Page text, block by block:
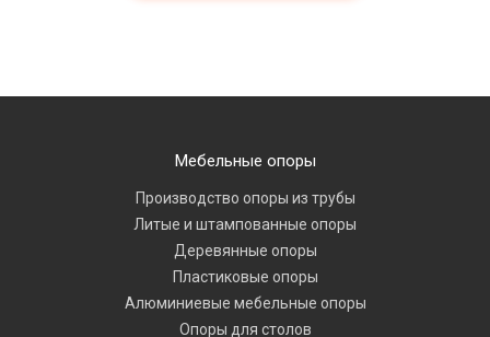
Мебельные опоры
Производство опоры из трубы
Литые и штампованные опоры
Деревянные опоры
Пластиковые опоры
Алюминиевые мебельные опоры
Опоры для столов